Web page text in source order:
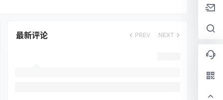
最新评论 PREV NEXT